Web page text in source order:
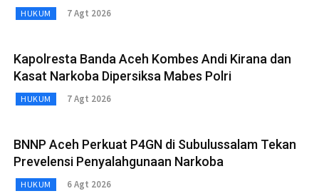
HUKUM 7 Agt 2026
Kapolresta Banda Aceh Kombes Andi Kirana dan
Kasat Narkoba Dipersiksa Mabes Polri
HUKUM 7 Agt 2026
BNNP Aceh Perkuat P4GN di Subulussalam Tekan
Prevelensi Penyalahgunaan Narkoba
HUKUM 6 Agt 2026